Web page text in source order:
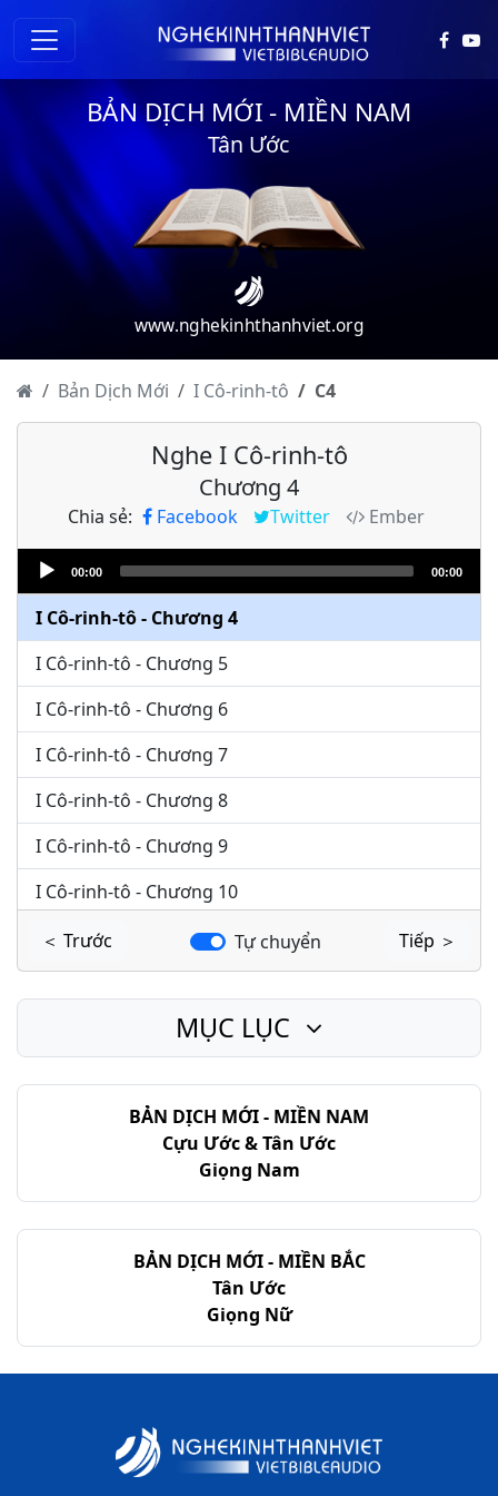
BẢN DỊCH MỚI - MIỀN NAM
Tân Ước
www.nghekinhthanhviet.org
Bản Dịch Mới I Cô-rinh-tô C4
Nghe I Cô-rinh-tô
Chương 4
Chia sẻ: Facebook Twitter
Ember
Audio
Player
00:00 00:00
I Cô-rinh-tô - Chương 1
I Cô-rinh-tô - Chương 2
I Cô-rinh-tô - Chương 3
I Cô-rinh-tô - Chương 4
I Cô-rinh-tô - Chương 5
I Cô-rinh-tô - Chương 6
I Cô-rinh-tô - Chương 7
I Cô-rinh-tô - Chương 8
I Cô-rinh-tô - Chương 9
I Cô-rinh-tô - Chương 10
I Cô-rinh-tô - Chương 11
I Cô-rinh-tô - Chương 13
I Cô-rinh-tô - Chương 15
I Cô-rinh-tô - Chương 16
＜ Trước Tự chuyển Tiếp ＞
BẢN DỊCH MỚI - MIỀN NAM
Cựu Ước & Tân Ước
Giọng Nam
BẢN DỊCH MỚI - MIỀN BẮC
Tân Ước
Giọng Nữ
MỤC LỤC